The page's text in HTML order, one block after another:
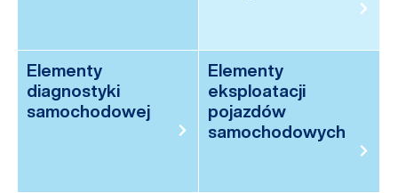
Elementy
diagnostyki
samochodowej
Elementy
eksploatacji
pojazdów
samochodowych